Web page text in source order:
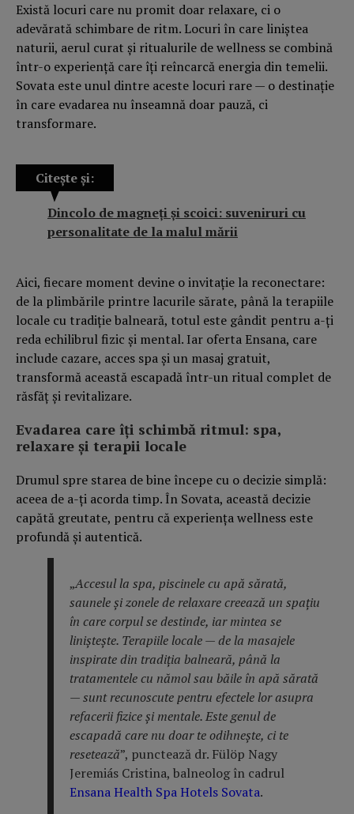
Există locuri care nu promit doar relaxare, ci o
adevărată schimbare de ritm. Locuri în care liniștea
naturii, aerul curat și ritualurile de wellness se combină
într-o experiență care îți reîncarcă energia din temelii.
Sovata este unul dintre aceste locuri rare — o destinație
în care evadarea nu înseamnă doar pauză, ci
transformare.
Citește și:
Dincolo de magneți și scoici: suveniruri cu
personalitate de la malul mării
Aici, fiecare moment devine o invitație la reconectare:
de la plimbările printre lacurile sărate, până la terapiile
locale cu tradiție balneară, totul este gândit pentru a-ți
reda echilibrul fizic și mental. Iar oferta Ensana, care
include cazare, acces spa și un masaj gratuit,
transformă această escapadă într-un ritual complet de
răsfăț și revitalizare.
Evadarea care îți schimbă ritmul: spa,
relaxare și terapii locale
Drumul spre starea de bine începe cu o decizie simplă:
aceea de a-ți acorda timp. În Sovata, această decizie
capătă greutate, pentru că experiența wellness este
profundă și autentică.
„Accesul la spa, piscinele cu apă sărată,
saunele și zonele de relaxare creează un spațiu
în care corpul se destinde, iar mintea se
liniștește. Terapiile locale — de la masajele
inspirate din tradiția balneară, până la
tratamentele cu nămol sau băile în apă sărată
— sunt recunoscute pentru efectele lor asupra
refacerii fizice și mentale. Este genul de
escapadă care nu doar te odihnește, ci te
resetează”, punctează dr. Fülöp Nagy
Jeremiás Cristina, balneolog în cadrul
Ensana Health Spa Hotels Sovata.